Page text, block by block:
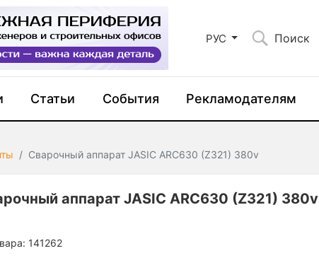
РУС Поиск
Статьи События Рекламодателям
Сварочный аппарат JASIC ARC630 (Z321) 380v
аппарат JASIC ARC630 (Z321) 380v
141262